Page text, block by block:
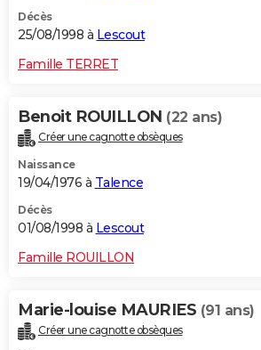
Décès
25/08/1998 à Lescout
Famille TERRET
Benoit ROUILLON (22 ans)
Créer une cagnotte obsèques
Naissance
19/04/1976 à Talence
Décès
01/08/1998 à Lescout
Famille ROUILLON
Marie-louise MAURIES (91 ans)
Créer une cagnotte obsèques